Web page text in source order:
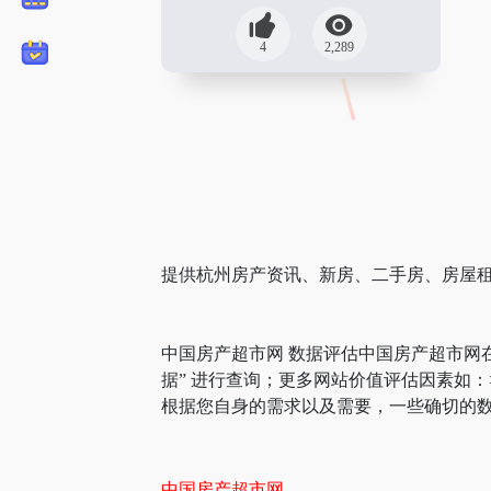
4 2,289
提供杭州房产资讯、新房、二手房、房屋
中国房产超市网 数据评估中国房产超市
据” 进行查询；更多网站价值评估因素如
根据您自身的需求以及需要，一些确切的